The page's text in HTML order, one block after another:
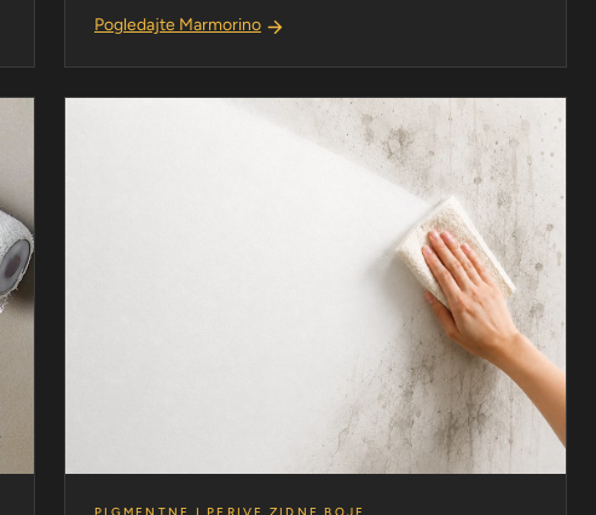
Pogledajte Marmorino
PIGMENTNE I PERIVE ZIDNE BOJE